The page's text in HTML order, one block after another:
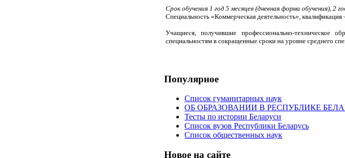
Срок обучения 1 год 5 месяцев (дневная форма обучения), 2
Специальность «Коммерческая деятельность», квалификация
Учащиеся, получившие профессионально-техническое
специальностям в сокращенные сроки на уровне среднего
Популярное
Список гуманитарных наук
ОБ ОБРАЗОВАНИИ В РЕСПУБЛИКЕ
Тесты по истории Беларуси
Список вузов Республики Беларусь
Список общественных наук
Новое на сайте